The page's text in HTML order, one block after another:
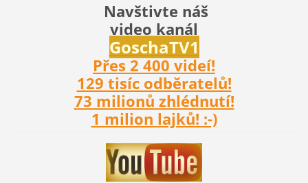
Navštivte náš
video kanál
GoschaTV1
Přes 2 400 videí!
129 tisíc odběratelů!
73 milionů zhlédnutí!
1 milion lajků! :-)